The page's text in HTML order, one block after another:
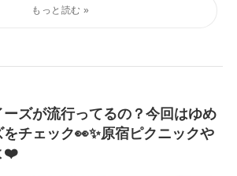
ズが流行ってるの？今回はゆめ
チェック👀✨原宿ピクニックや
❤️